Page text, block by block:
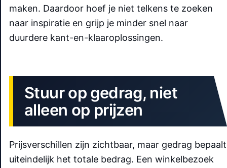
maken. Daardoor hoef je niet telkens te zoeken
naar inspiratie en grijp je minder snel naar
duurdere kant-en-klaaroplossingen.
Stuur op gedrag, niet
alleen op prijzen
Prijsverschillen zijn zichtbaar, maar gedrag bepaalt
uiteindelijk het totale bedrag. Een winkelbezoek